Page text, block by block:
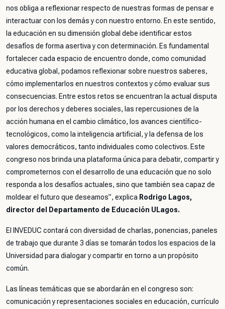
nos obliga a reflexionar respecto de nuestras formas de pensar e
interactuar con los demás y con nuestro entorno. En este sentido,
la educación en su dimensión global debe identificar estos
desafíos de forma asertiva y con determinación. Es fundamental
fortalecer cada espacio de encuentro donde, como comunidad
educativa global, podamos reflexionar sobre nuestros saberes,
cómo implementarlos en nuestros contextos y cómo evaluar sus
consecuencias. Entre estos retos se encuentran la actual disputa
por los derechos y deberes sociales, las repercusiones de la
acción humana en el cambio climático, los avances científico-
tecnológicos, como la inteligencia artificial, y la defensa de los
valores democráticos, tanto individuales como colectivos. Este
congreso nos brinda una plataforma única para debatir, compartir y
comprometernos con el desarrollo de una educación que no solo
responda a los desafíos actuales, sino que también sea capaz de
moldear el futuro que deseamos”, explica Rodrigo Lagos,
director del Departamento de Educación ULagos.
El INVEDUC contará con diversidad de charlas, ponencias, paneles
de trabajo que durante 3 días se tomarán todos los espacios de la
Universidad para dialogar y compartir en torno a un propósito
común.
Las líneas temáticas que se abordarán en el congreso son:
comunicación y representaciones sociales en educación, currículo